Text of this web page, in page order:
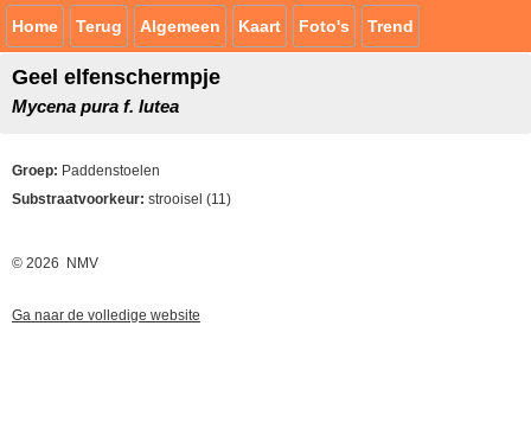
Home Terug Algemeen Kaart Foto's Trend
Geel elfenschermpje
Mycena pura f. lutea
Groep: Paddenstoelen
Substraatvoorkeur: strooisel (11)
© 2026 NMV
Ga naar de volledige website